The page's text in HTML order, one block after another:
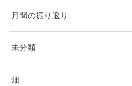
月間の振り返り
未分類
畑